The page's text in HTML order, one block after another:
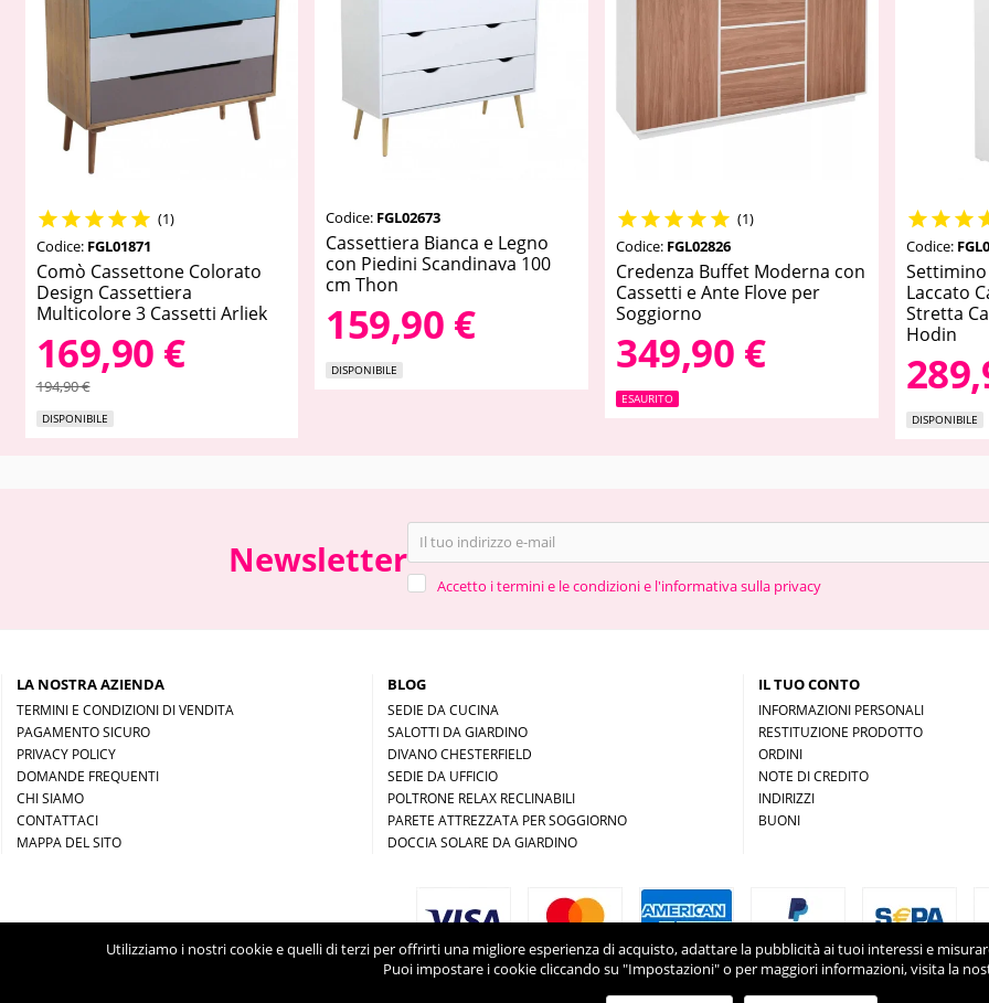
Utilizziamo i nostri cookie e quelli di terzi per offrirti una migliore esperienza di acquisto, adattare la pubblicità ai tuoi interessi e
Puoi impostare i cookie cliccando su "Impostazioni" o per maggiori informazioni, visita la
 (1)
Codice: FGL01871
Comò Cassettone Colorato
Design Cassettiera
Multicolore 3 Cassetti Arliek
169,90 €
194,90 €
DISPONIBILE
Codice: FGL02673
Cassettiera Bianca e Legno
con Piedini Scandinava 100
cm Thon
159,90 €
DISPONIBILE
 (1)
Codice: FGL02826
Credenza Buffet Moderna con
Cassetti e Ante Flove per
Soggiorno
349,90 €
ESAURITO

Codice:
Laccato
Stretta
Hodin
DISPONIBILE
Newsletter
Accetto i termini e le condizioni e l'informativa sulla privacy
LA NOSTRA AZIENDA
TERMINI E CONDIZIONI DI VENDITA
PAGAMENTO SICURO
PRIVACY POLICY
DOMANDE FREQUENTI
CHI SIAMO
CONTATTACI
MAPPA DEL SITO
BLOG
SEDIE DA CUCINA
SALOTTI DA GIARDINO
DIVANO CHESTERFIELD
SEDIE DA UFFICIO
POLTRONE RELAX RECLINABILI
PARETE ATTREZZATA PER SOGGIORNO
DOCCIA SOLARE DA GIARDINO
IL TUO CONTO
INFORMAZIONI PERSONALI
RESTITUZIONE PRODOTTO
ORDINI
NOTE DI CREDITO
INDIRIZZI
BUONI